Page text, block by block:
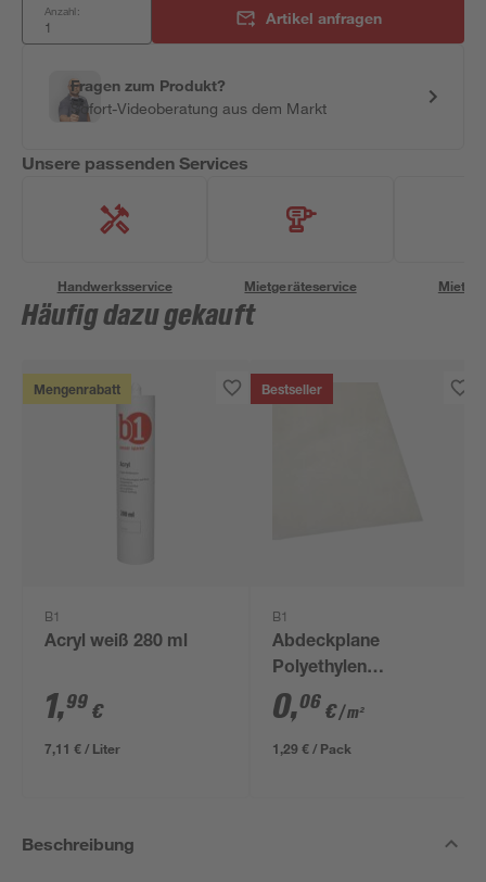
Anzahl: Artikel anfragen
Fragen zum Produkt?
Sofort-Videoberatung aus dem Markt
Unsere passenden Services
Handwerksservice Mietgeräteservice
Häufig dazu gekauft
Mengenrabatt
B1
Acryl weiß 280 ml
1,99 €
7,11 € / Liter
Bestseller
B1
Abdeckplane
Polyethylen
transparent 4 x 5 m
0,06 €/ m²
1,29 € / Pack
Beschreibung